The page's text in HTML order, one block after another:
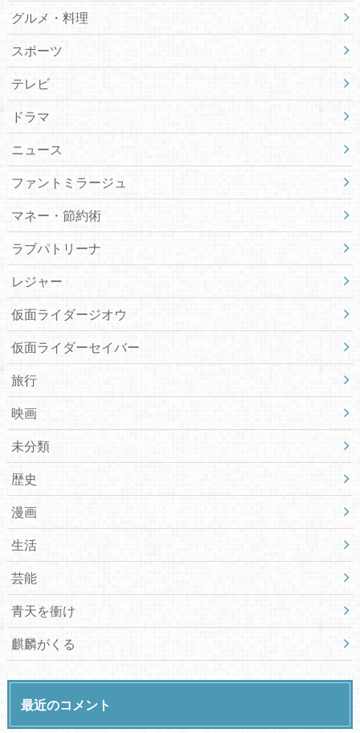
グルメ・料理
スポーツ
テレビ
ドラマ
ニュース
ファントミラージュ
マネー・節約術
ラブパトリーナ
レジャー
仮面ライダージオウ
仮面ライダーセイバー
旅行
映画
未分類
歴史
漫画
生活
芸能
青天を衝け
麒麟がくる
最近のコメント